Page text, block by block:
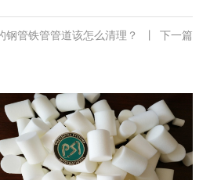
下一篇
钢管铁管管道该怎么清理？